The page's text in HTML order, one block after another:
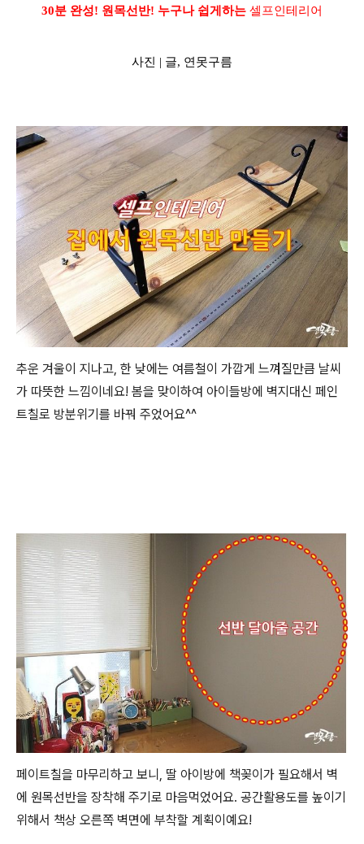
30분 완성! 원목선반! 누구나 쉽게하는 셀프인테리어
사진 | 글, 연못구름
추운 겨울이 지나고, 한 낮에는 여름철이 가깝게 느껴질만큼 날씨
가 따뜻한 느낌이네요! 봄을 맞이하여 아이들방에 벽지대신 페인
트칠로 방분위기를 바꿔 주었어요^^
페이트칠을 마무리하고 보니, 딸 아이방에 책꽂이가 필요해서 벽
에 원목선반을 장착해 주기로 마음먹었어요. 공간활용도를 높이기
위해서 책상 오른쪽 벽면에 부착할 계획이예요!